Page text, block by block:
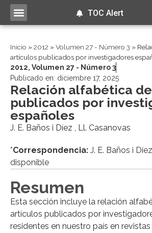
TOC Alert
Inicio »2012 »Volumen 27 - Número 3 »
artículos publicados por investigadores
2012, Volumen 27 - Número 3
Publicado en: diciembre 17, 2025
Relación alfabética
publicados por
españoles
J. E. Baños i Díez , Ll. Casanovas
*Correspondencia: J. E. Baños i
disponible
Resumen
Esta sección incluye la relación
artículos publicados por
residentes en nuestro país en